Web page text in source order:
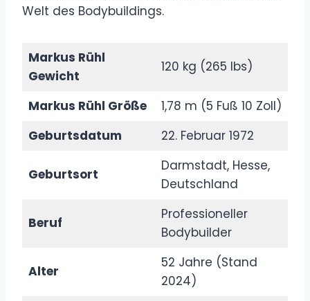
Welt des Bodybuildings.
Markus Rühl
Gewicht
120 kg (265 lbs)
Markus Rühl Größe
1,78 m (5 Fuß 10 Zoll)
Geburtsdatum
22. Februar 1972
Geburtsort
Darmstadt, Hesse,
Deutschland
Beruf
Professioneller
Bodybuilder
Alter
52 Jahre (Stand
2024)